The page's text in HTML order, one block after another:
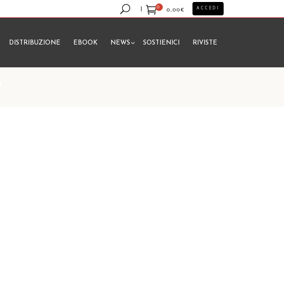
0
0,00€
Nessun prodotto nel carrello.
ACCEDI
DISTRIBUZIONE EBOOK NEWS SOSTIENICI RIVISTE